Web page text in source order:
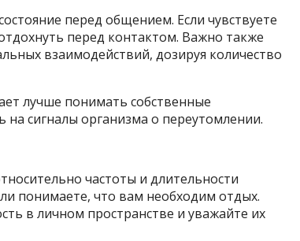
перед общением. Если чувствуете
перед контактом. Важно также
взаимодействий, дозируя количество
лучше понимать собственные
сигналы организма о переутомлении.
частоты и длительности
понимаете, что вам необходим отдых.
в личном пространстве и уважайте их